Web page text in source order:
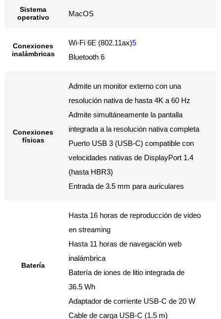
Sistema
operativo
MacOS
Conexiones
inalámbricas
Wi-Fi 6E (802.11ax)5
Bluetooth 6
Conexiones
físicas
Admite un monitor externo con una
resolución nativa de hasta 4K a 60 Hz
Admite simultáneamente la pantalla
integrada a la resolución nativa completa
Puerto USB 3 (USB-C) compatible con
velocidades nativas de DisplayPort 1.4
(hasta HBR3)
Entrada de 3.5 mm para auriculares
Batería
Hasta 16 horas de reproducción de video
en streaming
Hasta 11 horas de navegación web
inalámbrica
Batería de iones de litio integrada de
36.5 Wh
Adaptador de corriente USB-C de 20 W
Cable de carga USB-C (1.5 m)